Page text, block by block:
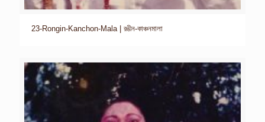
23-Rongin-Kanchon-Mala | রঙীন-কাঞ্চনমালা